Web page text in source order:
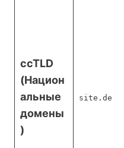
ccTLD
(Национ
альные
домены
)
site.de